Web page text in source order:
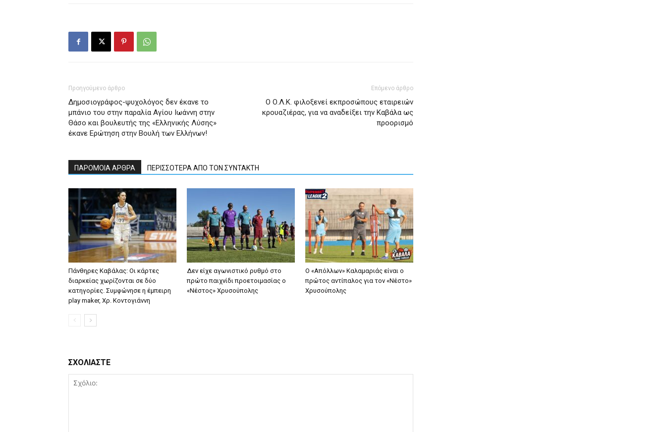
Προηγούμενο άρθρο
Δημοσιογράφος-ψυχολόγος δεν έκανε το
μπάνιο του στην παραλία Αγίου Ιωάννη στην
Θάσο και βουλευτής της «Ελληνικής Λύσης»
έκανε Ερώτηση στην Βουλή των Ελλήνων!
Επόμενο άρθρο
Ο Ο.Λ.Κ. φιλοξενεί εκπροσώπους εταιρειών
κρουαζιέρας, για να αναδείξει την Καβάλα ως
προορισμό
ΠΑΡΟΜΟΙΑ ΑΡΘΡΑ ΠΕΡΙΣΣΟΤΕΡΑ ΑΠΟ ΤΟΝ ΣΥΝΤΑΚΤΗ
Πάνθηρες Καβάλας: Οι κάρτες
διαρκείας χωρίζονται σε δύο
κατηγορίες. Συμφώνησε η έμπειρη
play maker, Χρ. Κοντογιάννη
Δεν είχε αγωνιστικό ρυθμό στο
πρώτο παιχνίδι προετοιμασίας ο
«Νέστος» Χρυσούπολης
Ο «Απόλλων» Καλαμαριάς είναι ο
πρώτος αντίπαλος για τον «Νέστο»
Χρυσούπολης
ΣΧΟΛΙΑΣΤΕ